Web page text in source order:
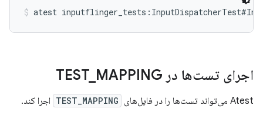
atest
اجرای تست‌ها در TEST _ MAPPING
Atest می‌تواند تست‌ها را در فایل‌های TEST_MAPPING اجرا کند.